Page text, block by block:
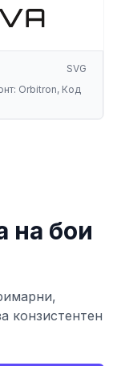
SVG
Orbitron, Код
на бои
конзистентен